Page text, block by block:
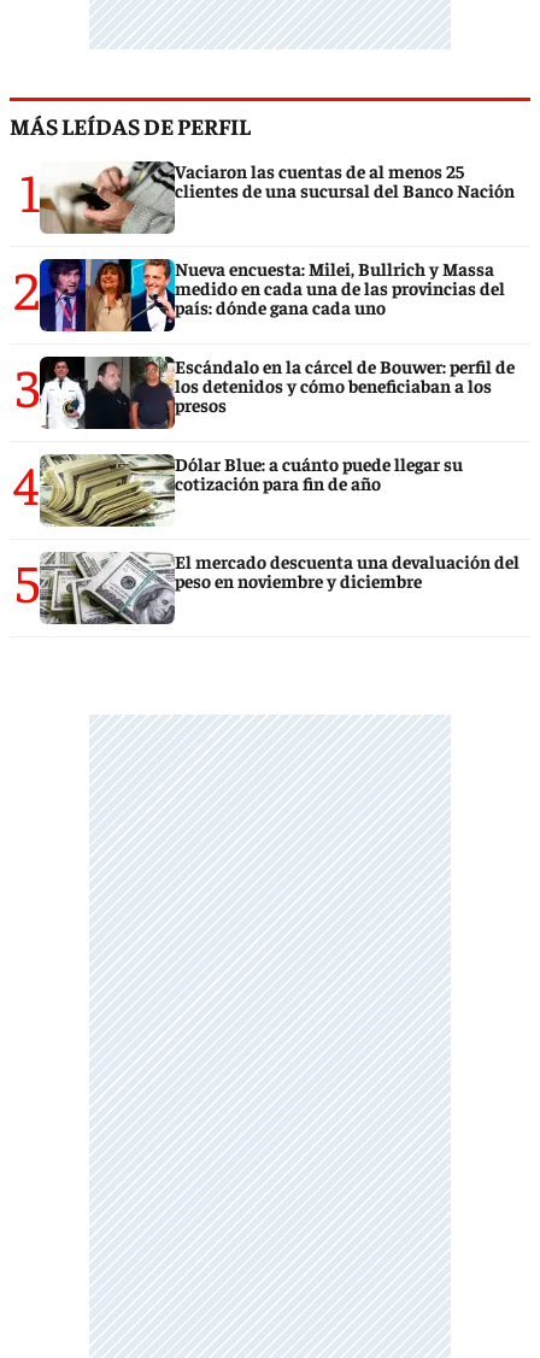
MÁS LEÍDAS DE PERFIL
1
Vaciaron las cuentas de al menos 25
clientes de una sucursal del Banco Nación
2
Nueva encuesta: Milei, Bullrich y Massa
medido en cada una de las provincias del
país: dónde gana cada uno
3
Escándalo en la cárcel de Bouwer: perfil de
los detenidos y cómo beneficiaban a los
presos
4
Dólar Blue: a cuánto puede llegar su
cotización para fin de año
5
El mercado descuenta una devaluación del
peso en noviembre y diciembre